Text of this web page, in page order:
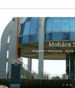
műsora